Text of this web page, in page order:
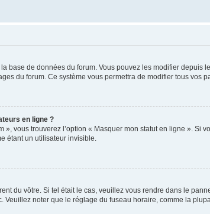
base de données du forum. Vous pouvez les modifier depuis
du forum. Ce système vous permettra de modifier tous vos
en ligne ?
vous trouverez l’option « Masquer mon statut en ligne ». Si
étant un utilisateur invisible.
du vôtre. Si tel était le cas, veuillez vous rendre dans le
noter que le réglage du fuseau horaire, comme la